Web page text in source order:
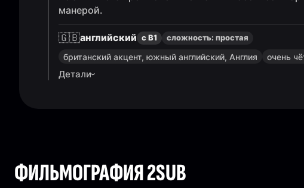
манерой.
🇬🇧английский с B1 сложность: простая
британский акцент, южный английский, Англия очень
Детали
ФИЛЬМОГРАФИЯ 2SUB